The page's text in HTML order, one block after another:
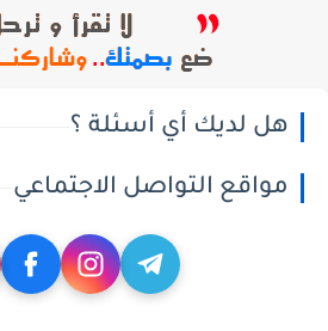
هل لديك أي أسئلة ؟
مواقع التواصل الاجتماعي